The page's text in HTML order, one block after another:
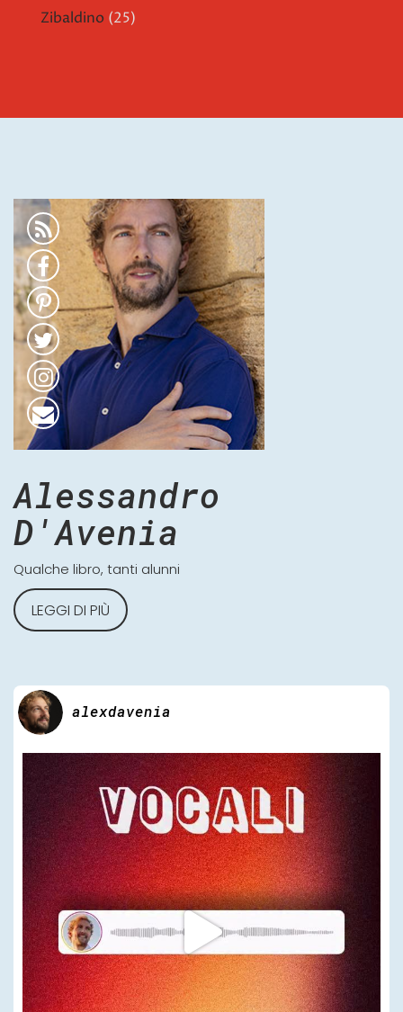
Zibaldino (25)
Alessandro
D'Avenia
Qualche libro, tanti alunni
LEGGI DI PIÙ
alexdavenia